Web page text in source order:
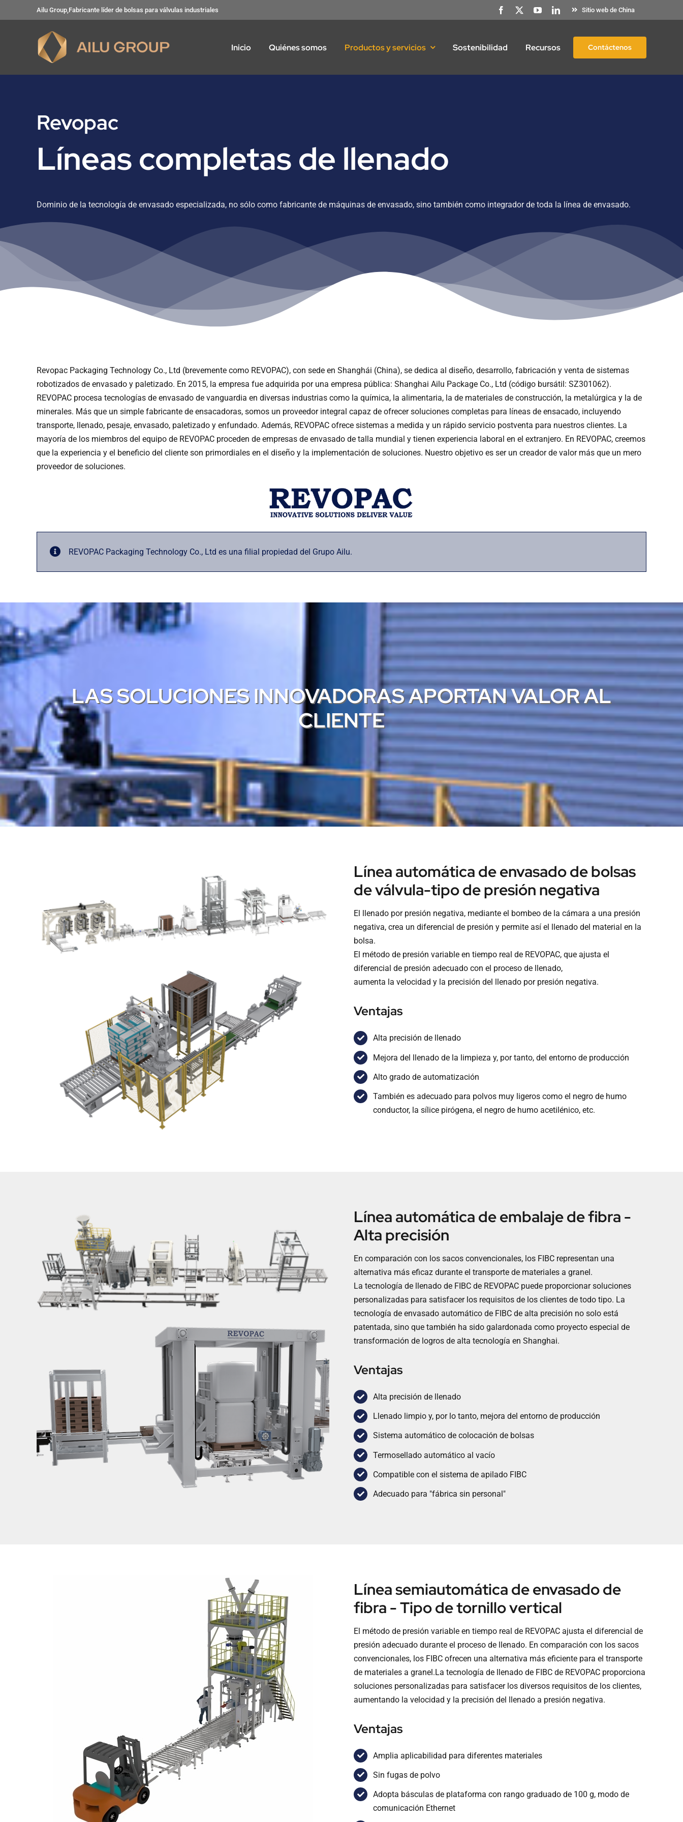
al
Ailu Group,Fabricante líder de bolsas para válvulas industriales Sitio web de China
Inicio Quiénes somos Productos y servicios Sostenibilidad Recursos Contáctenos
Revopac
Líneas completas de llenado
Dominio de la tecnología de envasado especializada, no sólo como fabricante de máquinas de envasado, sino también como integrador de toda la línea de envasado.
Revopac Packaging Technology Co., Ltd (brevemente como REVOPAC), con sede en Shanghái (China), se dedica al diseño, desarrollo, fabricación y venta de sistemas
robotizados de envasado y paletizado. En 2015, la empresa fue adquirida por una empresa pública: Shanghai Ailu Package Co., Ltd (código bursátil: SZ301062).
REVOPAC procesa tecnologías de envasado de vanguardia en diversas industrias como la química, la alimentaria, la de materiales de construcción, la metalúrgica y la de
minerales. Más que un simple fabricante de ensacadoras, somos un proveedor integral capaz de ofrecer soluciones completas para líneas de ensacado, incluyendo
transporte, llenado, pesaje, envasado, paletizado y enfundado. Además, REVOPAC ofrece sistemas a medida y un rápido servicio postventa para nuestros clientes. La
mayoría de los miembros del equipo de REVOPAC proceden de empresas de envasado de talla mundial y tienen experiencia laboral en el extranjero. En REVOPAC, creemos
que la experiencia y el beneficio del cliente son primordiales en el diseño y la implementación de soluciones. Nuestro objetivo es ser un creador de valor más que un mero
proveedor de soluciones.
REVOPAC Packaging Technology Co., Ltd es una filial propiedad del Grupo Ailu.
LAS SOLUCIONES INNOVADORAS APORTAN VALOR AL
CLIENTE
Línea automática de envasado de bolsas
de válvula-tipo de presión negativa
El llenado por presión negativa, mediante el bombeo de la cámara a una presión
negativa, crea un diferencial de presión y permite así el llenado del material en la
bolsa.
El método de presión variable en tiempo real de REVOPAC, que ajusta el
diferencial de presión adecuado con el proceso de llenado,
aumenta la velocidad y la precisión del llenado por presión negativa.
Ventajas
Alta precisión de llenado
Mejora del llenado de la limpieza y, por tanto, del entorno de producción
Alto grado de automatización
También es adecuado para polvos muy ligeros como el negro de humo
conductor, la sílice pirógena, el negro de humo acetilénico, etc.
Línea automática de embalaje de fibra -
Alta precisión
En comparación con los sacos convencionales, los FIBC representan una
alternativa más eficaz durante el transporte de materiales a granel.
La tecnología de llenado de FIBC de REVOPAC puede proporcionar soluciones
personalizadas para satisfacer los requisitos de los clientes de todo tipo. La
tecnología de envasado automático de FIBC de alta precisión no solo está
patentada, sino que también ha sido galardonada como proyecto especial de
transformación de logros de alta tecnología en Shanghai.
Ventajas
Alta precisión de llenado
Llenado limpio y, por lo tanto, mejora del entorno de producción
Sistema automático de colocación de bolsas
Termosellado automático al vacío
Compatible con el sistema de apilado FIBC
Adecuado para "fábrica sin personal"
Línea semiautomática de envasado de
fibra - Tipo de tornillo vertical
El método de presión variable en tiempo real de REVOPAC ajusta el diferencial de
presión adecuado durante el proceso de llenado. En comparación con los sacos
convencionales, los FIBC ofrecen una alternativa más eficiente para el transporte
de materiales a granel.La tecnología de llenado de FIBC de REVOPAC proporciona
soluciones personalizadas para satisfacer los diversos requisitos de los clientes,
aumentando la velocidad y la precisión del llenado a presión negativa.
Ventajas
Amplia aplicabilidad para diferentes materiales
Sin fugas de polvo
Adopta básculas de plataforma con rango graduado de 100 g, modo de
comunicación Ethernet